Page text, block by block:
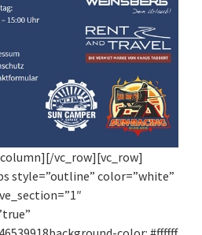
vc_row][vc_row]
style=”outline” color=”white”